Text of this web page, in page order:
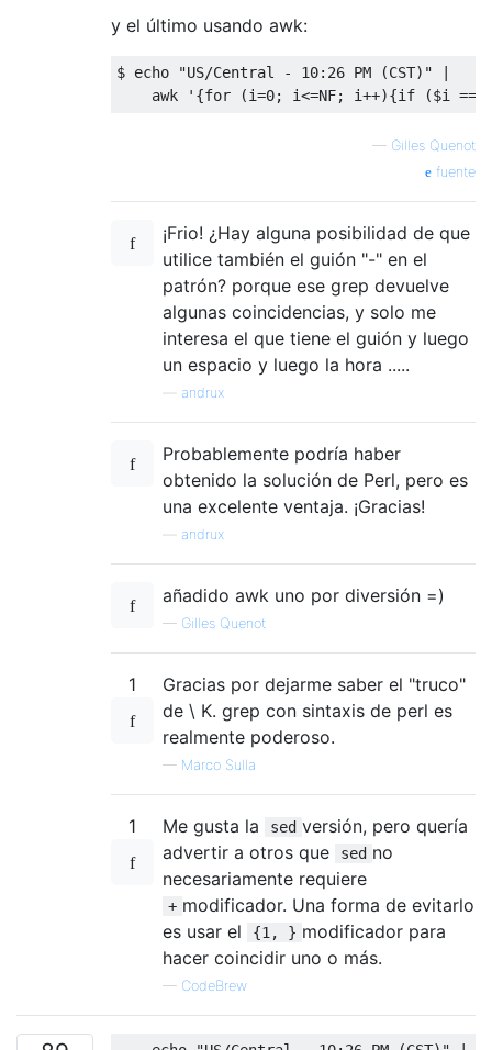
y el último usando awk:
$ echo "US/Central - 10:26 PM (CST)"
|
    awk
'{for (i=0; i<=NF; i++){if ($i
— Gilles Quenot
fuente
¡Frio! ¿Hay alguna posibilidad de que
utilice también el guión "-" en el
patrón? porque ese grep devuelve
algunas coincidencias, y solo me
interesa el que tiene el guión y luego
un espacio y luego la hora .....
andrux
Probablemente podría haber
obtenido la solución de Perl, pero es
una excelente ventaja. ¡Gracias!
andrux
añadido awk uno por diversión =)
— Gilles Quenot
1
Gracias por dejarme saber el "truco"
de \ K. grep con sintaxis de perl es
realmente poderoso.
— Marco Sulla
1 Me gusta la sed versión, pero quería
advertir a otros que
sed no
necesariamente requiere
+ modificador. Una forma de evitarlo
es usar el
{1, } modificador para
hacer coincidir uno o más.
— CodeBrew